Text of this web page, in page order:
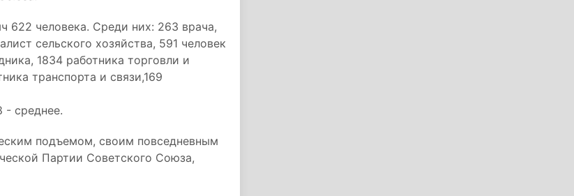
622 человека. Среди них: 263 врача,
сельского хозяйства, 591 человек
1834 работника торговли и
транспорта и связи,169
- среднее.
подъемом, своим повседневным
Партии Советского Союза,